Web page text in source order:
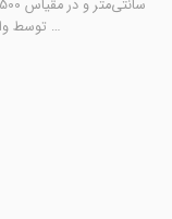
توسط واحد کارتوگرافی و جغرافیایی انتشارات …